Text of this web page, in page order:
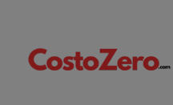
contenuto